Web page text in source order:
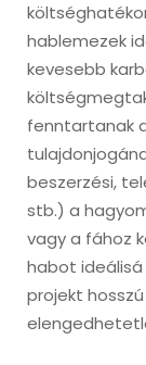
hablemezek
kevesebb
fenntartanak
beszerzési,
stb.) a
vagy a fához
habot ideálisá
projekt